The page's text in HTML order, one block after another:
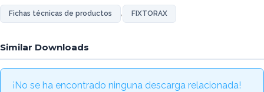
Fichas técnicas de productos , FIXTORAX
Similar Downloads
¡No se ha encontrado ninguna descarga relacionada!